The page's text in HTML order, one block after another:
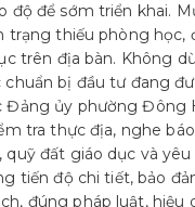
độ để sớm triển khai.
trạng thiếu phòng học,
trên địa bàn. Không
bị đầu tư đang
Đảng ủy phường Đông
tra thực địa, nghe
quỹ đất giáo dục và
tiến độ chi tiết, bảo
đúng pháp luật, hiệu